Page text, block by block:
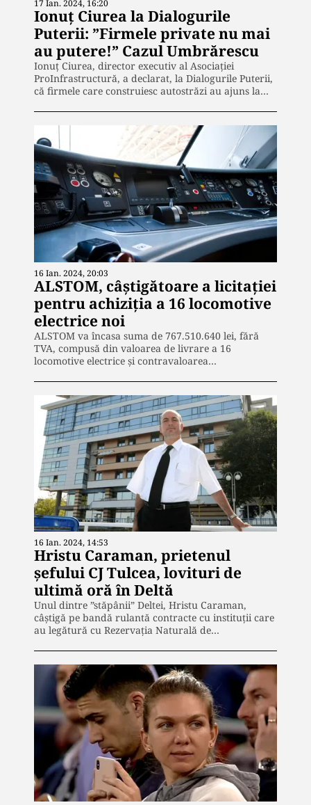
17 Ian. 2024, 16:20
Ionuț Ciurea la Dialogurile
Puterii: ”Firmele private nu mai
au putere!” Cazul Umbrărescu
Ionuț Ciurea, director executiv al Asociației
ProInfrastructură, a declarat, la Dialogurile Puterii,
că firmele care construiesc autostrăzi au ajuns la…
16 Ian. 2024, 20:03
ALSTOM, câștigătoare a licitației
pentru achiziția a 16 locomotive
electrice noi
ALSTOM va încasa suma de 767.510.640 lei, fără
TVA, compusă din valoarea de livrare a 16
locomotive electrice și contravaloarea…
16 Ian. 2024, 14:53
Hristu Caraman, prietenul
șefului CJ Tulcea, lovituri de
ultimă oră în Deltă
Unul dintre ”stăpânii” Deltei, Hristu Caraman,
câștigă pe bandă rulantă contracte cu instituții care
au legătură cu Rezervația Naturală de…